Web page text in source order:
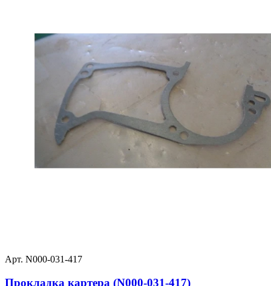
Арт. N000-031-417
Прокладка картера (N000-031-417)